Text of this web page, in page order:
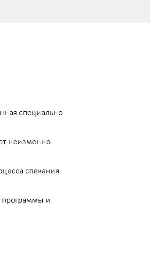
специально
неизменно
спекания
программы и